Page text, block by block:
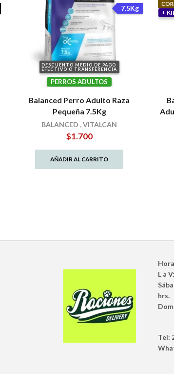
DESCUENTO MEDIO DE PAGO
EFECTIVO O TRANSFERENCIA
7.5Kg
PERROS ADULTOS
Balanced Perro Adulto Raza
Pequeña 7.5Kg
BALANCED ,VITALCAN
$1.700
AÑADIR AL CARRITO
+
L a
hrs.
Tel: